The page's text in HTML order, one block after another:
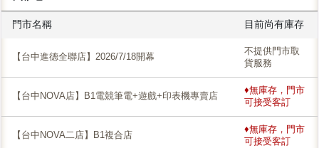
門市名稱 目前尚有庫存
【台中進德全聯店】2026/7/18開幕
不提供門市取
貨服務
【台中NOVA店】B1電競筆電+遊戲+印表機專賣店
♦無庫存，門市
可接受客訂
【台中NOVA二店】B1複合店
♦無庫存，門市
可接受客訂